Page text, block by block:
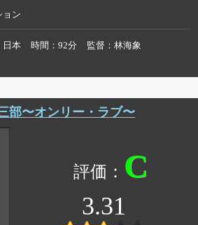
ョン
日本 時間 92分 監督
林海象
部〜オンリー・ラブ〜
C
3.31